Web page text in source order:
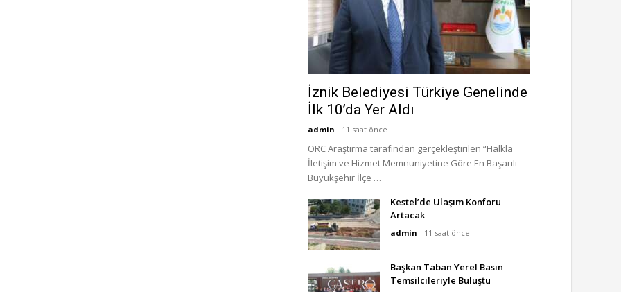
İznik Belediyesi Türkiye Genelinde
İlk 10’da Yer Aldı
admin 11 saat önce
ORC Araştırma tarafından gerçekleştirilen “Halkla
İletişim ve Hizmet Memnuniyetine Göre En Başarılı
Büyükşehir İlçe …
Kestel’de Ulaşım Konforu
Artacak
admin 11 saat önce
Başkan Taban Yerel Basın
Temsilcileriyle Buluştu